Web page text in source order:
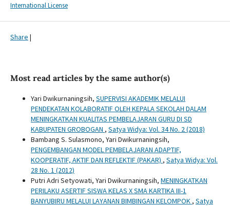
International License
Share |
Most read articles by the same author(s)
Yari Dwikurnaningsih, SUPERVISI AKADEMIK MELALUI
PENDEKATAN KOLABORATIF OLEH KEPALA SEKOLAH DALAM
MENINGKATKAN KUALITAS PEMBELAJARAN GURU DI SD
KABUPATEN GROBOGAN , Satya Widya: Vol. 34 No. 2 (2018)
Bambang S. Sulasmono, Yari Dwikurnaningsih,
PENGEMBANGAN MODEL PEMBELAJARAN ADAPTIF,
KOOPERATIF, AKTIF DAN REFLEKTIF (PAKAR) , Satya Widya: Vol.
28 No. 1 (2012)
Putri Adri Setyowati, Yari Dwikurnaningsih, MENINGKATKAN
PERILAKU ASERTIF SISWA KELAS X SMA KARTIKA III-1
BANYUBIRU MELALUI LAYANAN BIMBINGAN KELOMPOK , Satya